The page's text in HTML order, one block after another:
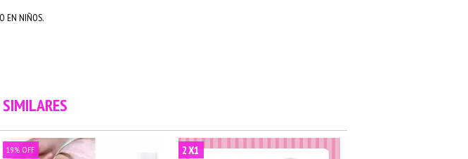
EN NIÑOS.
19% OFF 2X1